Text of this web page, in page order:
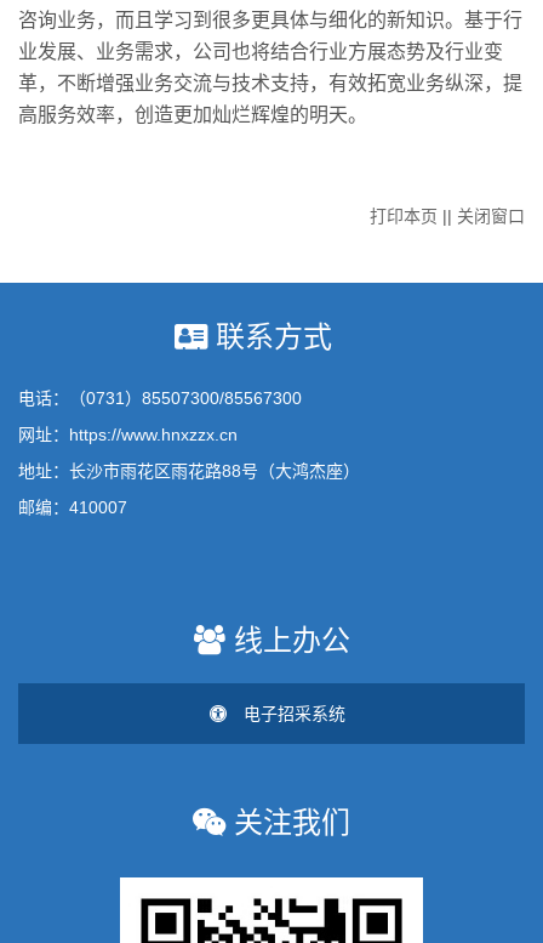
咨询业务，而且学习到很多更具体与细化的新知识。基于行
业发展、业务需求，公司也将结合行业方展态势及行业变
革，不断增强业务交流与技术支持，有效拓宽业务纵深，提
高服务效率，创造更加灿烂辉煌的明天。
打印本页 || 关闭窗口
联系方式
电话：（0731）85507300/85567300
网址：https://www.hnxzzx.cn
地址：长沙市雨花区雨花路88号（大鸿杰座）
邮编：410007
线上办公
电子招采系统
关注我们